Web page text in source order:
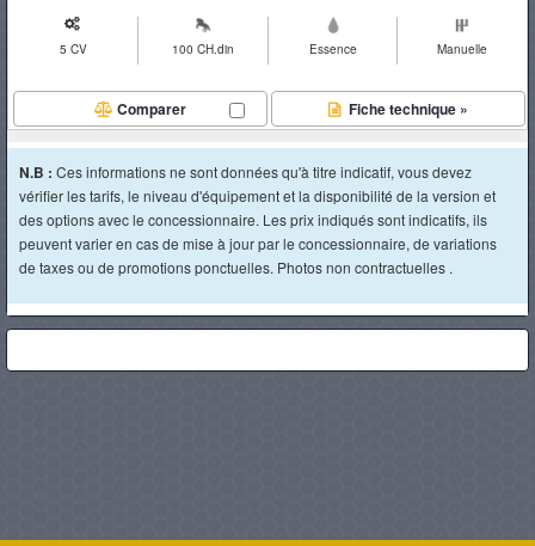
5 CV 100 CH.din Essence Manuelle
Fiche technique »
Comparer
N.B : Ces informations ne sont données qu'à titre indicatif, vous devez
vérifier les tarifs, le niveau d'équipement et la disponibilité de la version et
des options avec le concessionnaire. Les prix indiqués sont indicatifs, ils
peuvent varier en cas de mise à jour par le concessionnaire, de variations
de taxes ou de promotions ponctuelles. Photos non contractuelles .